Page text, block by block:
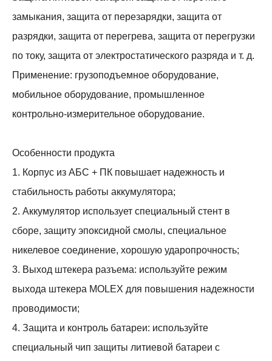
замыкания, защита от перезарядки, защита от
разрядки, защита от перегрева, защита от перегрузки
по току, защита от электростатического разряда и т. д.
Применение: грузоподъемное оборудование,
мобильное оборудование, промышленное
контрольно-измерительное оборудование.
Особенности продукта
1. Корпус из АБС + ПК повышает надежность и
стабильность работы аккумулятора;
2. Аккумулятор использует специальный стент в
сборе, защиту эпоксидной смолы, специальное
никелевое соединение, хорошую ударопрочность;
3. Выход штекера разъема: используйте режим
выхода штекера MOLEX для повышения надежности
проводимости;
4. Защита и контроль батареи: используйте
специальный чип защиты литиевой батареи с